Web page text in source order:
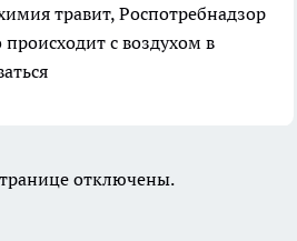
травит, Роспотребнадзор
с воздухом в
отключены.